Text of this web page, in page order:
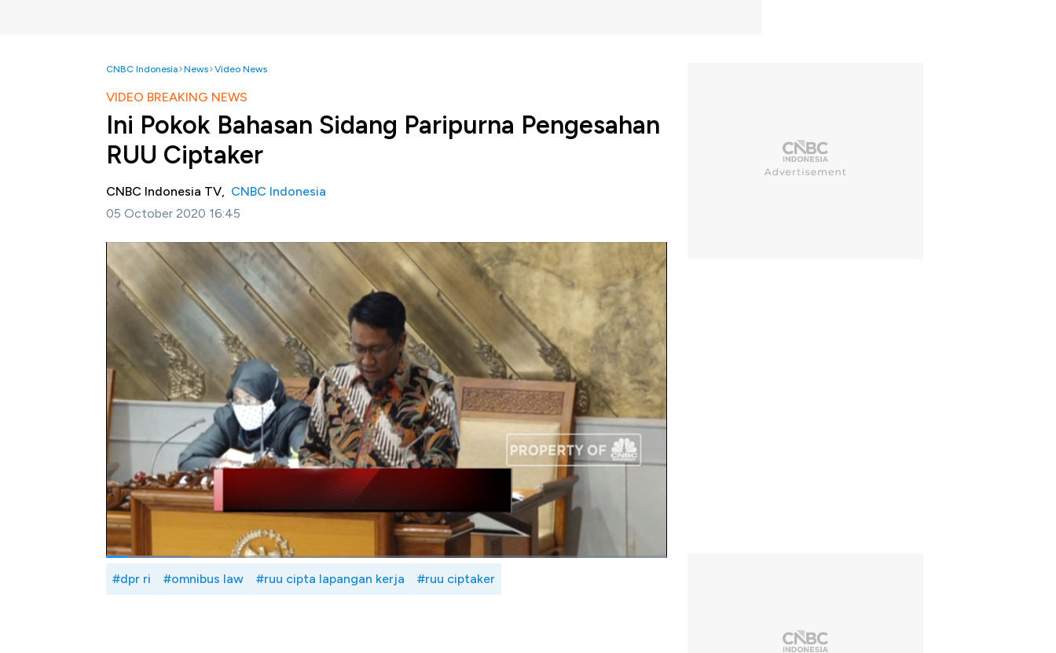
CNBC Indonesia News Video News
VIDEO BREAKING NEWS
Ini Pokok Bahasan Sidang Paripurna Pengesahan
RUU Ciptaker
CNBC Indonesia TV, CNBC Indonesia
05 October 2020 16:45
Jakarta, CNBC Indonesia- DPR RI melaksanakan sidang paripurna pengesahan RUU omnibus Law
Cipta Kerja pada Senin (05/10/2020). Ketua Baleg DPR RI, Supratman Andi Agtas menyebutkan
dalam pembahasan RUU Cipta Kerja ini bahwa RUU Cipaker yang disusun dengan menggunakan
metode Omnibus Law yang terdiri atas 15 Bab dan 174 Pasal yang berdampak pada 1.203 pasal dari
Hal-hal pokok yang dibahas: dikeluarkannya 7 UU dari RUU Ciptaker yaitu UU No.40/1999 tentang
per, UU no.20/2003 tentang Pendidikan Nasional, UU No.14/2005 tentang Guru dan Dosen, UU
No.12/2012 Tentang Pendidikan Tinggi, UU No.20/2013 tentang Pendidikan Kedokteran, UU
No.4/2019 tentang Kebidanan dan UU No.20/2014 tentang standarisasi penilaian kesesuaian.
Selengkapnya saksikan Breaking News,CNBCIndonesia (Senin, 05/10/2020)
Bagikan:
#dpr ri #omnibus law #ruu cipta lapangan kerja #ruu ciptaker